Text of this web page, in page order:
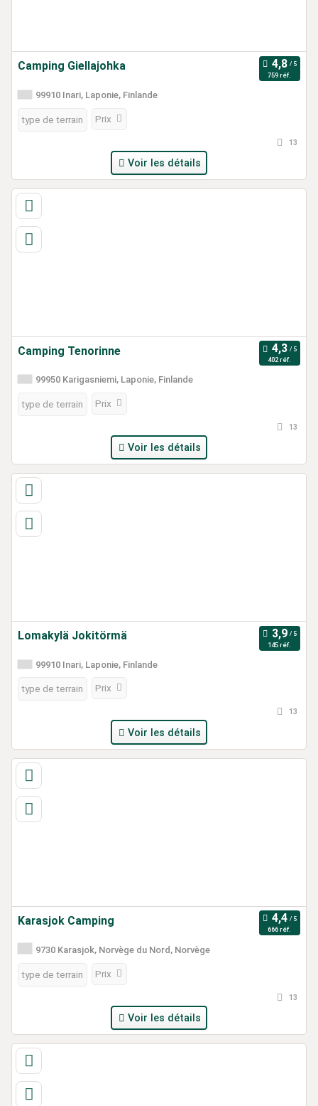
Camping Giellajohka
759 réf.
99910 Inari, Laponie, Finlande
type de terrain Prix
13
Voir les détails
Camping Tenorinne
402 réf.
99950 Karigasniemi, Laponie, Finlande
type de terrain Prix
13
Voir les détails
Lomakylä Jokitörmä
145 réf.
99910 Inari, Laponie, Finlande
type de terrain Prix
13
Voir les détails
Karasjok Camping
666 réf.
9730 Karasjok, Norvège du Nord, Norvège
type de terrain Prix
13
Voir les détails